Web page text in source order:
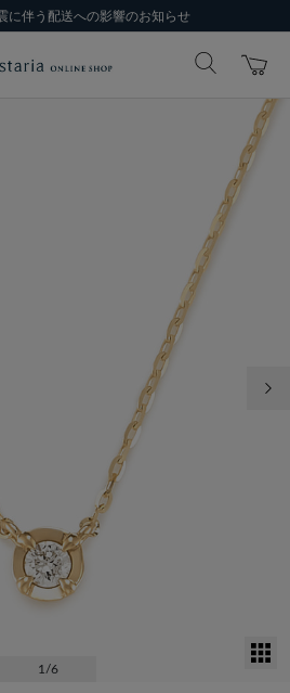
に伴う配送への影響のお知らせ
1 /6